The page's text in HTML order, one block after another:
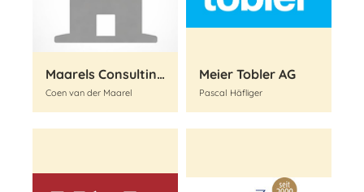
Maarels Consulting GmbH - thexton armstrong
Coen van der Maarel
Meier Tobler AG
Pascal Häfliger